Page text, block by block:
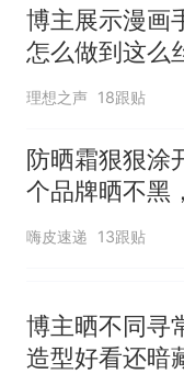
博主展示漫画
怎么做到这么
戴上的？
理想之声 18跟贴
防晒霜狠狠涂
个品牌晒不黑
就没伤害！
嗨皮速递 13跟贴
博主晒不同寻
造型好看还暗